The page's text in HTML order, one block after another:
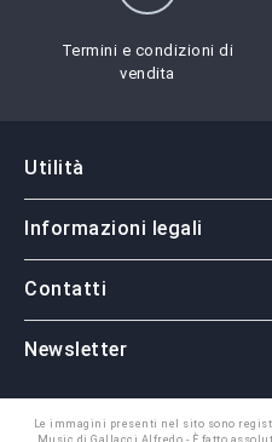
Termini e condizioni di
vendita
Utilità
Informazioni legali
Contatti
Newsletter
Le immagini presenti nel sito sono
Music di Gallacci Alfredo - È fatto